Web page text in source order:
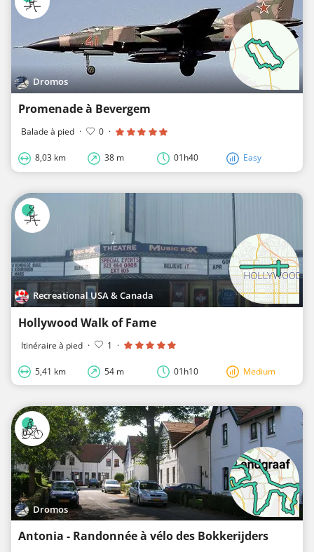
Dromos
Promenade à Bevergem
Balade à pied · 0 ·
8,03 km 38 m 01h40 Easy
Recreational USA & Canada
Hollywood Walk of Fame
Itinéraire à pied · 1 ·
5,41 km 54 m 01h10 Medium
Dromos
Antonia - Randonnée à vélo des Bokkerijders